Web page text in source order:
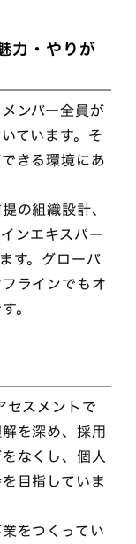
力・やりが
ンバー全員が
ています。そ
きる環境にあ
の組織設計、
ンエキスパー
す。グローバ
ラインでもオ
。
スメントで
を深め、採用
なくし、個人
目指していま
をつくってい